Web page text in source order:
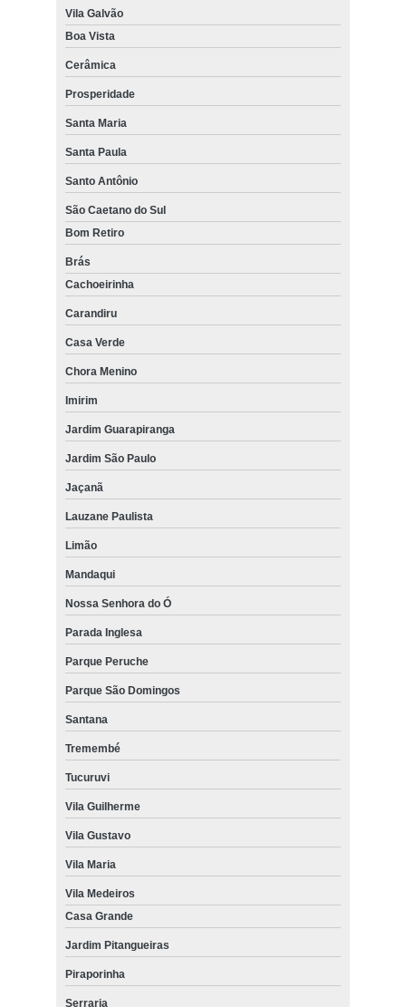
Vila Galvão
Boa Vista
Cerâmica
Prosperidade
Santa Maria
Santa Paula
Santo Antônio
São Caetano do Sul
Bom Retiro
Brás
Cachoeirinha
Carandiru
Casa Verde
Chora Menino
Imirim
Jardim Guarapiranga
Jardim São Paulo
Jaçanã
Lauzane Paulista
Limão
Mandaqui
Nossa Senhora do Ó
Parada Inglesa
Parque Peruche
Parque São Domingos
Santana
Tremembé
Tucuruvi
Vila Guilherme
Vila Gustavo
Vila Maria
Vila Medeiros
Casa Grande
Jardim Pitangueiras
Piraporinha
Serraria